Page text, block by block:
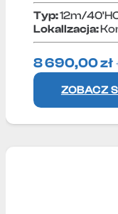
Typ:12m/
Lokallzacja:
8 690,00zł
ZOBACZ